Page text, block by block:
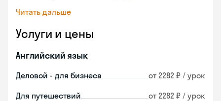
Читать дальше
Услуги и цены
Английский язык
Деловой - для бизнеса от 2282 ₽ / урок
Для путешествий от 2282 ₽ / урок